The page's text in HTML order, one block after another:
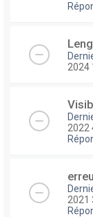
2024
2022
2021